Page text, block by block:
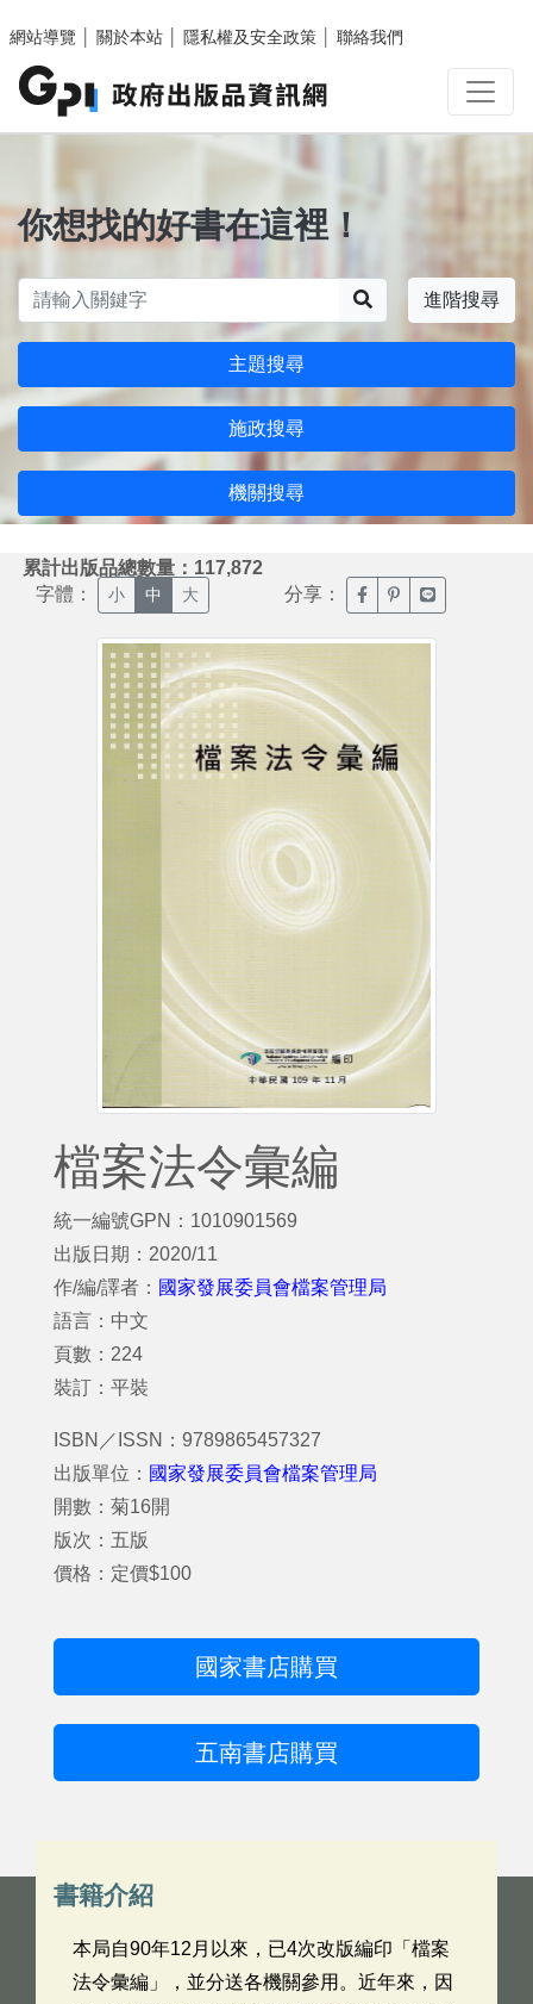
網站導覽
關於本站 隱私權及安全政策 聯絡我們
你想找的好書在這裡！
進階搜尋
主題搜尋
施政搜尋
機關搜尋
累計出版品總數量：117,872
字體： 小 中 大 分享： 臉書分享(另開新視窗)
噗浪分享(另開新
Line分享(另
檔案法令彙編
統一編號GPN：1010901569
出版日期：2020/11
作/編/譯者： 國家發展委員會檔案管理局
語言：中文
頁數：224
裝訂：平裝
ISBN／ISSN：9789865457327
出版單位： 國家發展委員會檔案管理局
開數：菊16開
版次：五版
價格：定價$100
國家書店購買
五南書店購買
書籍介紹
本局自90年12月以來，已4次改版編印「檔案
法令彙編」，並分送各機關參用。近年來，因